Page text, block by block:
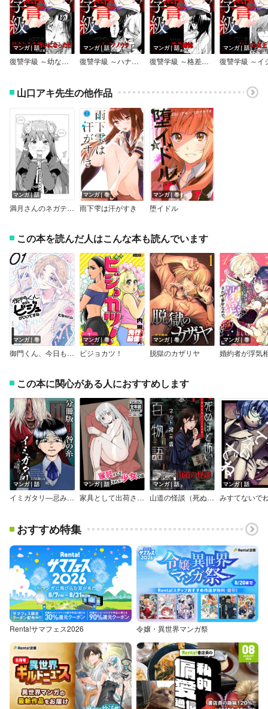
マンガ｜話
復讐学級 ～幼なじみを嫌いになった日～
マンガ｜話
復讐学級 ～ハナゾノノウラ～
マンガ｜話
復讐学級 ～格差姉妹～
マンガ｜話
山口アキ先生の他作品
マンガ｜話
満月さんのネガティブ日常
マンガ｜巻
雨下雫は汗がすき
マンガ｜巻
堕イドル
この本を読んだ人はこんな本も読んでいます
マンガ｜巻
御門くん、今日もビジュがいいですね
マンガ｜巻
ビジョカツ！
マンガ｜巻
脱獄のカザリヤ
マンガ｜巻
この本に関心がある人におすすめします
マンガ｜話
イミガタリ―忌み語り― 分冊版
マンガ｜話
家具として出荷された少女の話
マンガ｜話
山道の怪談（死ぬほど怖いネット掲示板百物語～都市伝説コミック怪談集～）
マンガ｜話
みすてないで
おすすめ特集
Renta!サマフェス2026 令嬢・異世界マンガ祭